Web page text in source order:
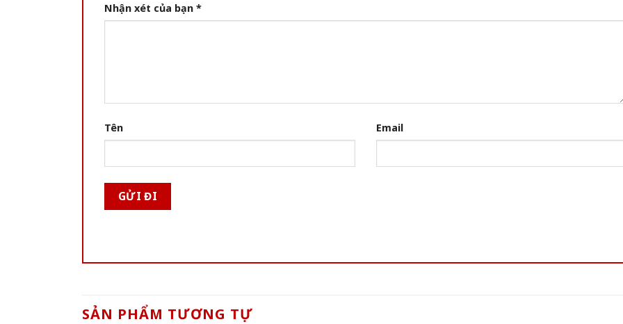
Nhận xét của bạn *
Tên Email
SẢN PHẨM TƯƠNG TỰ